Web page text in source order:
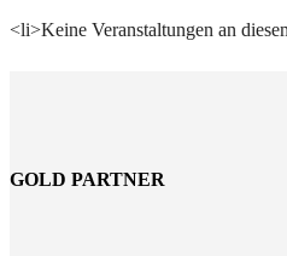
<li>Keine Veranstaltungen an
GOLD PARTNER